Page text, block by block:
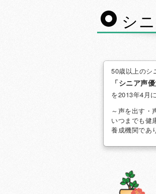
シ
50歳以上のシ
「シニア声
を2013年4月
～声を出す・
いつまでも健
養成機関であ